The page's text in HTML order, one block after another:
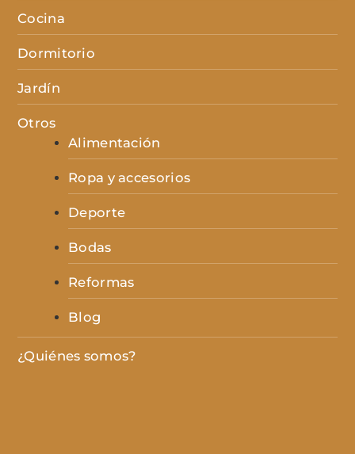
Cocina
Dormitorio
Jardín
Otros
Alimentación
Ropa y accesorios
Deporte
Bodas
Reformas
Blog
¿Quiénes somos?